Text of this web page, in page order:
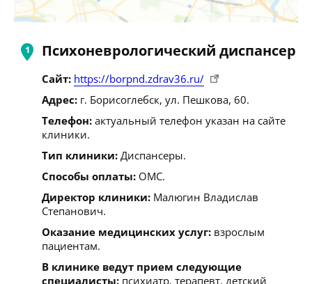
Психоневрологический диспансер
Сайт: https://borpnd.zdrav36.ru/
Адрес: г. Борисоглебск, ул. Пешкова, 60.
Телефон: актуальный телефон указан на сайте
клиники.
Тип клиники: Диспансеры.
Способы оплаты: ОМС.
Директор клиники: Малюгин Владислав
Степанович.
Оказание медицинских услуг: взрослым
пациентам.
В клинике ведут прием следующие
специалисты: психиатр, терапевт, детский